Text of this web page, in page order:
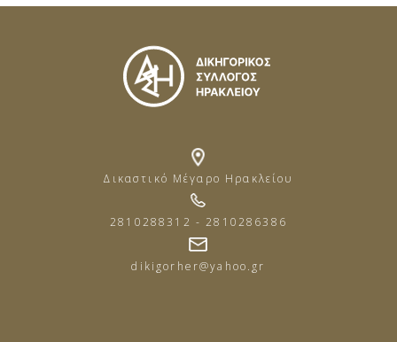
Δικαστικό Μέγαρο Ηρακλείου
2810288312 - 2810286386
dikigorher@yahoo.gr